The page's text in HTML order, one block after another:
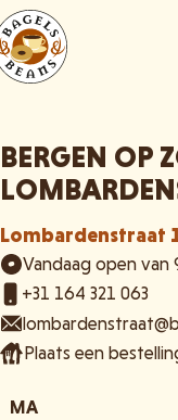
BERGEN OP
Lombardenstraat
Vandaag open van
+31 164 321 063
Plaats een
MA